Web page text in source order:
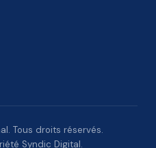
Tous droits réservés.
Syndic Digital.